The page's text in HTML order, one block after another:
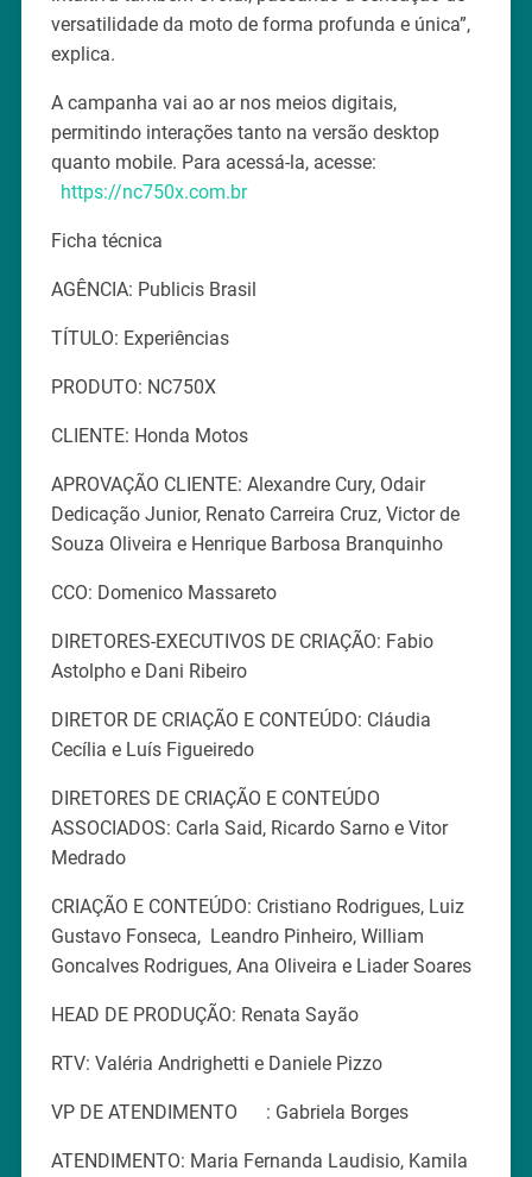
versatilidade da moto de forma profunda e única”,
explica.
A campanha vai ao ar nos meios digitais,
permitindo interações tanto na versão desktop
quanto mobile. Para acessá-la, acesse:
https://nc750x.com.br
Ficha técnica
AGÊNCIA: Publicis Brasil
TÍTULO: Experiências
PRODUTO: NC750X
CLIENTE: Honda Motos
APROVAÇÃO CLIENTE: Alexandre Cury, Odair
Dedicação Junior, Renato Carreira Cruz, Victor de
Souza Oliveira e Henrique Barbosa Branquinho
CCO: Domenico Massareto
DIRETORES-EXECUTIVOS DE CRIAÇÃO: Fabio
Astolpho e Dani Ribeiro
DIRETOR DE CRIAÇÃO E CONTEÚDO: Cláudia
Cecília e Luís Figueiredo
DIRETORES DE CRIAÇÃO E CONTEÚDO
ASSOCIADOS: Carla Said, Ricardo Sarno e Vitor
Medrado
CRIAÇÃO E CONTEÚDO: Cristiano Rodrigues, Luiz
Gustavo Fonseca, Leandro Pinheiro, William
Goncalves Rodrigues, Ana Oliveira e Liader Soares
HEAD DE PRODUÇÃO: Renata Sayão
RTV: Valéria Andrighetti e Daniele Pizzo
VP DE ATENDIMENTO : Gabriela Borges
ATENDIMENTO: Maria Fernanda Laudisio, Kamila